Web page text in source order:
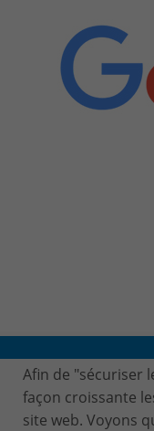
logistics-
Billing service
invoice-
Afin de "sécuriser
façon croissante
site web. Voyons